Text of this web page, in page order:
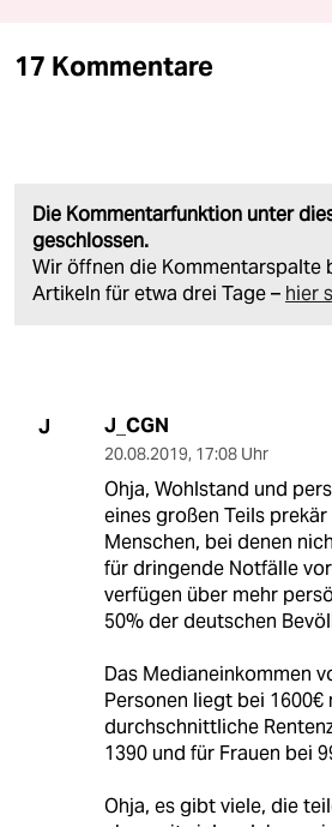
17 Kommentare
Die Kommentarfunktion unter
geschlossen.
Wir öffnen die Kommentarspalte
Artikeln für etwa drei Tage – hier
J J_CGN
20.08.2019, 17:08 Uhr
Ohja, Wohlstand und
eines großen Teils
Menschen, bei denen
für dringende Notfälle
verfügen über mehr
50% der deutschen
Das Medianeinkommen
Personen liegt bei 1600€
durchschnittliche
1390 und für Frauen bei
Ohja, es gibt viele, die